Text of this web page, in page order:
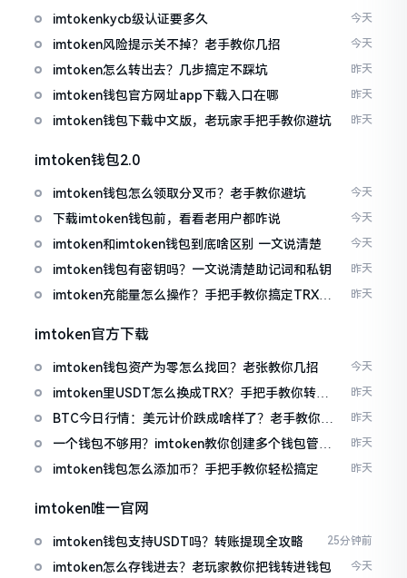
imtokenkycb级认证要多久 今天
imtoken风险提示关不掉？老手教你几招 今天
imtoken怎么转出去？几步搞定不踩坑 昨天
imtoken钱包官方网址app下载入口在哪 昨天
imtoken钱包下载中文版，老玩家手把手教你避坑 昨天
imtoken钱包2.0
imtoken钱包怎么领取分叉币？老手教你避坑 今天
下载imtoken钱包前，看看老用户都咋说 今天
imtoken和imtoken钱包到底啥区别 一文说清楚 今天
imtoken钱包有密钥吗？一文说清楚助记词和私钥 昨天
imtoken充能量怎么操作？手把手教你搞定TRX手
昨天
imtoken官方下载
imtoken钱包资产为零怎么找回？老张教你几招 今天
imtoken里USDT怎么换成TRX？手把手教你转成
波场币
昨天
BTC今日行情：美元计价跌成啥样了？老手教你咋
昨天
一个钱包不够用？imtoken教你创建多个钱包管理
资产
昨天
imtoken钱包怎么添加币？手把手教你轻松搞定 昨天
imtoken唯一官网
imtoken钱包支持USDT吗？转账提现全攻略 25分钟前
imtoken怎么存钱进去？老玩家教你把钱转进钱包 今天